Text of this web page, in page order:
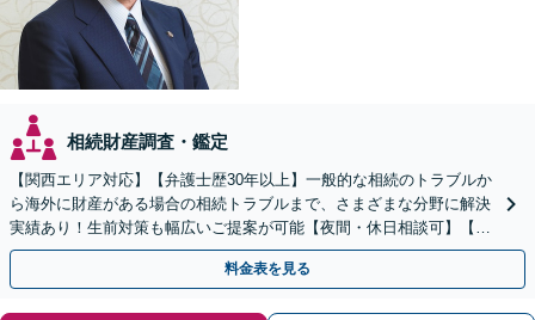
相続財産調査・鑑定
【関西エリア対応】【弁護士歴30年以上】一般的な相続のトラブルか
ら海外に財産がある場合の相続トラブルまで、さまざまな分野に解決
実績あり！生前対策も幅広いご提案が可能【夜間・休日相談可】【完
全個室】
料金表を見る